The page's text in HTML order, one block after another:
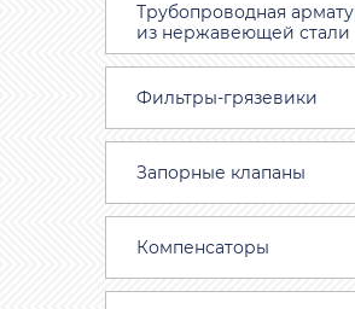
Трубопроводная
из нержавеющей стали
Фильтры-грязевики
Запорные клапаны
Компенсаторы